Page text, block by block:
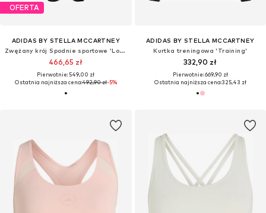
OFERTA
ADIDAS BY STELLA MCCARTNEY
Zwężany krój Spodnie sportowe 'Loose Sweat'
466,65 zł
Pierwotnie: 549,00 zł
Ostatnia najniższa cena:492,90 zł-5%
ADIDAS BY STELLA MCCARTNEY
Kurtka treningowa 'Training'
332,90 zł
Pierwotnie: 669,90 zł
Ostatnia najniższa cena:325,43 zł